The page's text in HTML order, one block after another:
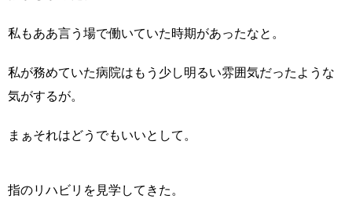
私もああ言う場で働いていた時期があったなと。
私が務めていた病院はもう少し明るい雰囲気だったような
気がするが。
まぁそれはどうでもいいとして。
指のリハビリを見学してきた。